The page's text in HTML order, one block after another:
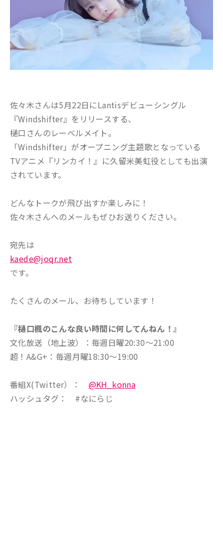
佐々木さんは5月22日にLantisデビューシングル
『Windshifter』をリリースする、
樋口さんのレーベルメイト。
「Windshifter」がオープニング主題歌となっている
TVアニメ『リンカイ！』に久留米美虹役としても出演
されています。
どんなトークが飛び出すか楽しみに！
佐々木さんへのメールもぜひお送りください。
宛先は
kaede@joqr.net
です。
たくさんのメール、お待ちしています！
『樋口楓のこんな良い時間に何してんねん！』
文化放送（地上波）：毎週日曜20:30～21:00
超！A&G+：毎週月曜18:30～19:00
番組X(Twitter）： @KH_konna
ハッシュタグ： #なにらじ